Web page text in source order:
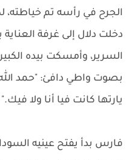
الجرح في رأسه تم خياطته،
دخلت دلال إلى غرفة
السرير، وأمسكت بيده
بصوت واطي دافئ: "حمد
يارتها كانت فيا أنا ولا فيك."
فارس بدأ يفتح عينيه